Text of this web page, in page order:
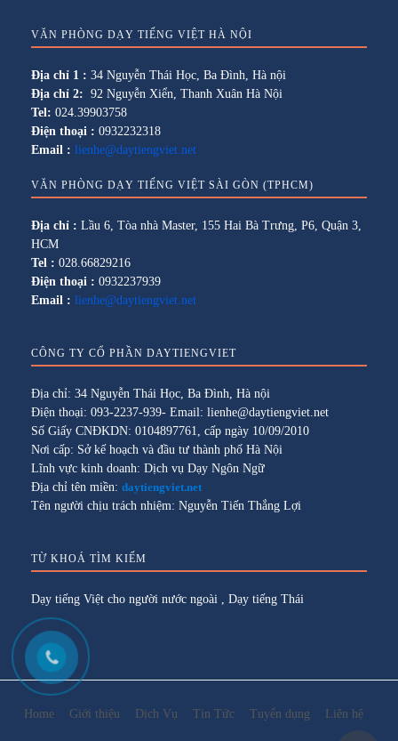
VĂN PHÒNG DẠY TIẾNG VIỆT HÀ NỘI
Địa chỉ 1 : 34 Nguyễn Thái Học, Ba Đình, Hà nội
Địa chỉ 2: 92 Nguyễn Xiển, Thanh Xuân Hà Nội
Tel: 024.39903758
Điện thoại : 0932232318
Email : lienhe@daytiengviet.net
VĂN PHÒNG DẠY TIẾNG VIỆT SÀI GÒN (TPHCM)
Địa chỉ : Lầu 6, Tòa nhà Master, 155 Hai Bà Trưng, P6, Quận 3,
HCM
Tel : 028.66829216
Điện thoại : 0932237939
Email : lienhe@daytiengviet.net
CÔNG TY CỔ PHẦN DAYTIENGVIET
Địa chỉ: 34 Nguyễn Thái Học, Ba Đình, Hà nội
Điện thoại: 093-2237-939- Email: lienhe@daytiengviet.net
Số Giấy CNĐKDN: 0104897761, cấp ngày 10/09/2010
Nơi cấp: Sở kế hoạch và đầu tư thành phố Hà Nội
Lĩnh vực kinh doanh: Dịch vụ Dạy Ngôn Ngữ
Địa chỉ tên miền: daytiengviet.net
Tên người chịu trách nhiệm: Nguyễn Tiến Thắng Lợi
TỪ KHOÁ TÌM KIẾM
Dạy tiếng Việt cho người nước ngoài Dạy tiếng Thái
Home Giới thiệu Dịch Vụ Tin Tức Tuyển dụng Liên hệ